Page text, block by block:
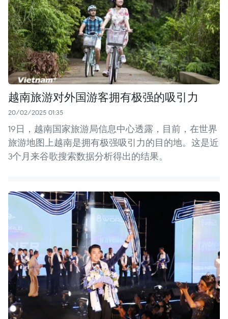
越南旅游对外国游客拥有极强的吸引力
20/02/2025 01:35
19日，越南国家旅游局信息中心透露，目前，在世界
旅游地图上越南是拥有极强吸引力的目的地。这是近
3个月来谷歌搜索数据分析得出的结果。